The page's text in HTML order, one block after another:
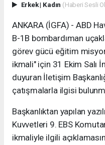
Erkek| Kadın (Haberi Sesli
ANKARA (İGFA) - ABD
B-1B bombardıman
görev gücü eğitim
ikmali" için 31 Ekim Salı
duyuran İletişim
çatışmalarla ilgisi
Başkanlıktan yapılan
Kuvvetleri 9. EBS
ikmaliyle ilgili